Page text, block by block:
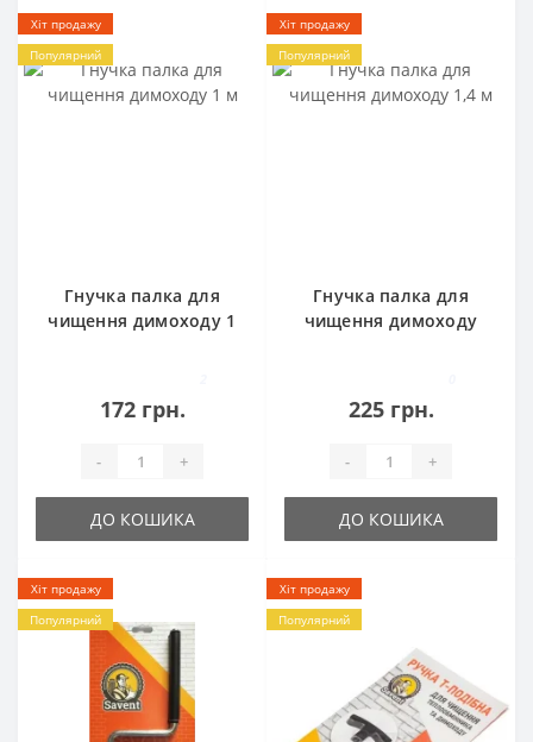
Хіт продажу
Популярний
Гнучка палка для
чищення димоходу 1
172 грн.
- +
ДО КОШИКА
Хіт продажу
Популярний
Гнучка палка для
чищення димоходу
225 грн.
- +
ДО КОШИКА
Хіт продажу
Популярний
Хіт продажу
Популярний